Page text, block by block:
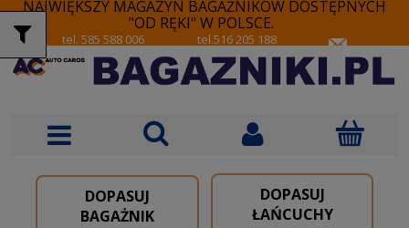
NAJWIĘKSZY MAGAZYN BAGAŻNIKÓW DOSTĘPNYCH
"OD RĘKI" W POLSCE.
tel. 585 588 006 tel.516 205 188
DOPASUJ
BAGAŻNIK
DOPASUJ
ŁAŃCUCHY